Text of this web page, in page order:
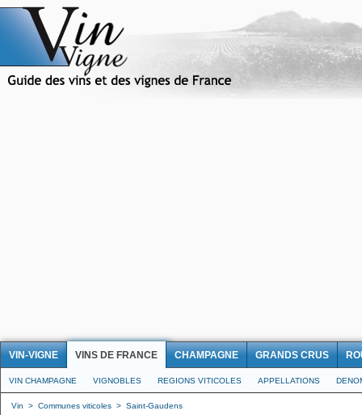
VIN-VIGNE VINS DE FRANCE CHAMPAGNE GRANDS CRUS
VIN CHAMPAGNE VIGNOBLES REGIONS VITICOLES APPELLATIONS
Vin > Communes viticoles > Saint-Gaudens